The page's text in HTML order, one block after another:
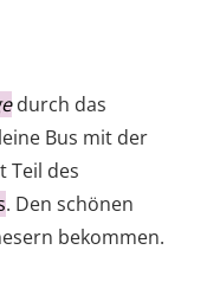
durch das
Bus mit der
Teil des
. Den schönen
bekommen.